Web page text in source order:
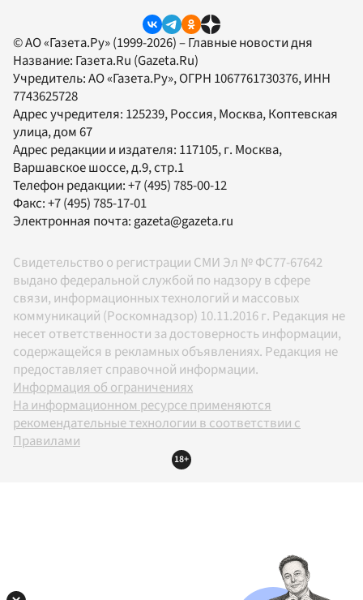
© АО «Газета.Ру» (1999-2026) – Главные новости дня
Название: Газета.Ru (Gazeta.Ru)
Учредитель:АО «Газета.Ру», ОГРН 1067761730376, ИНН
7743625728
Адрес учредителя: 125239, Россия, Москва, Коптевская
улица, дом 67
Адрес редакции и издателя: 117105, г. Москва,
Варшавское шоссе, д.9, стр.1
Телефон редакции:+7 (495) 785-00-12
Факс:+7 (495) 785-17-01
Электронная почта:gazeta@gazeta.ru
Свидетельство о регистрации СМИ Эл № ФС77-67642
выдано федеральной службой по надзору в сфере
связи, информационных технологий и массовых
коммуникаций (Роскомнадзор) 10.11.2016 г. Редакция не
несет ответственности за достоверность информации,
содержащейся в рекламных объявлениях. Редакция не
предоставляет справочной информации.
Информация об ограничениях
На информационном ресурсе применяются
рекомендательные технологии в соответствии с
Правилами
18+